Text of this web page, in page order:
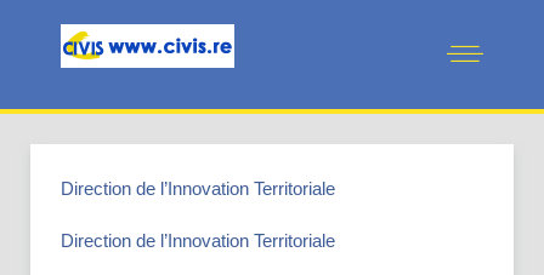
Direction de l’Innovation Territoriale
Direction de l’Innovation Territoriale